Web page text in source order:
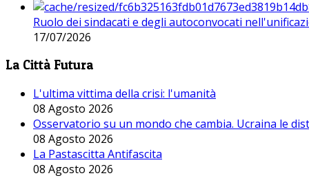
Ruolo dei sindacati e degli autoconvocati
17/07/2026
La Città Futura
L'ultima vittima della crisi: l'umanità
08 Agosto 2026
Osservatorio su un mondo che cambia. Ucraina le
08 Agosto 2026
La Pastascitta Antifascita
08 Agosto 2026